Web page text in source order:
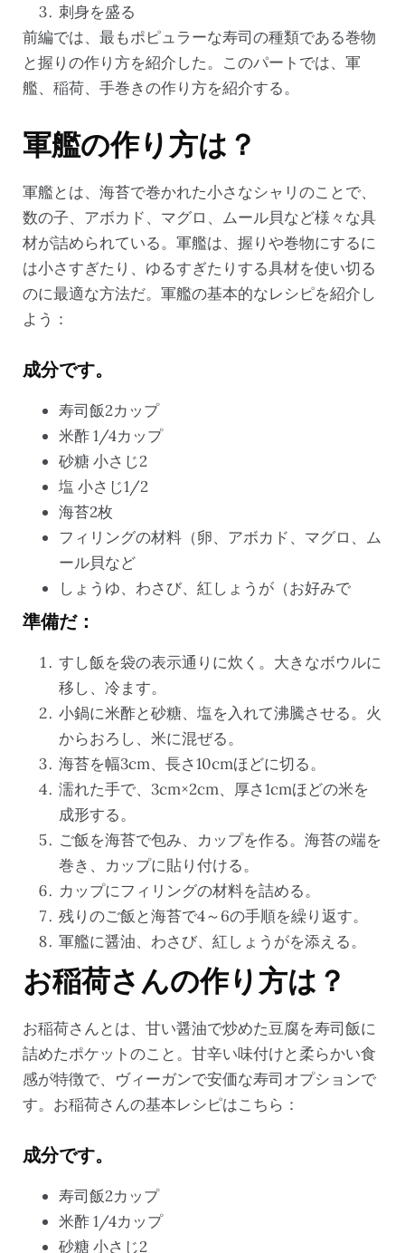
刺身を盛る
前編では、最もポピュラーな寿司の種類である巻物
と握りの作り方を紹介した。このパートでは、軍
艦、稲荷、手巻きの作り方を紹介する。
軍艦の作り方は？
軍艦とは、海苔で巻かれた小さなシャリのことで、
数の子、アボカド、マグロ、ムール貝など様々な具
材が詰められている。軍艦は、握りや巻物にするに
は小さすぎたり、ゆるすぎたりする具材を使い切る
のに最適な方法だ。軍艦の基本的なレシピを紹介し
よう：
成分です。
寿司飯2カップ
米酢 1/4カップ
砂糖 小さじ2
塩 小さじ1/2
海苔2枚
フィリングの材料（卵、アボカド、マグロ、ム
ール貝など
しょうゆ、わさび、紅しょうが（お好みで
準備だ：
すし飯を袋の表示通りに炊く。大きなボウルに
移し、冷ます。
小鍋に米酢と砂糖、塩を入れて沸騰させる。火
からおろし、米に混ぜる。
海苔を幅3cm、長さ10cmほどに切る。
濡れた手で、3cm×2cm、厚さ1cmほどの米を
成形する。
ご飯を海苔で包み、カップを作る。海苔の端を
巻き、カップに貼り付ける。
カップにフィリングの材料を詰める。
残りのご飯と海苔で4～6の手順を繰り返す。
軍艦に醤油、わさび、紅しょうがを添える。
お稲荷さんの作り方は？
お稲荷さんとは、甘い醤油で炒めた豆腐を寿司飯に
詰めたポケットのこと。甘辛い味付けと柔らかい食
感が特徴で、ヴィーガンで安価な寿司オプションで
す。お稲荷さんの基本レシピはこちら：
成分です。
寿司飯2カップ
米酢 1/4カップ
砂糖 小さじ2